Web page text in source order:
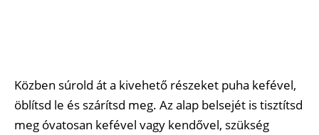
Közben súrold át a kivehető részeket puha kefével,
öblítsd le és szárítsd meg. Az alap belsejét is tisztítsd
meg óvatosan kefével vagy kendővel, szükség